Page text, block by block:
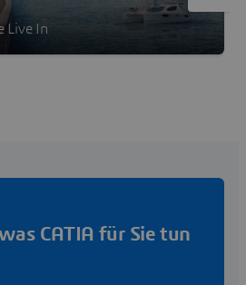
Live In
CATIA für Sie tun